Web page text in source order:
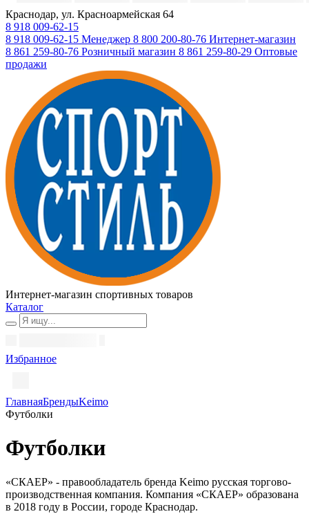
Краснодар, ул. Красноармейская 64
8 918 009-62-15
8 918 009-62-15 Менеджер 8 800 200-80-76 Интернет-магазин
8 861 259-80-76 Розничный магазин 8 861 259-80-29 Оптовые
продажи
Интернет-магазин спортивных товаров
Каталог
Избранное
ГлавнаяБрендыKeimo
Футболки
Футболки
«СКАЕР» - правообладатель бренда Keimo русская торгово-
производственная компания. Компания «СКАЕР» образована
в 2018 году в России, городе Краснодар.